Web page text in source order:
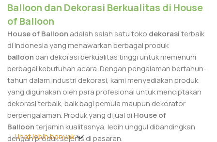
Balloon dan Dekorasi Berkualitas di House
of Balloon
House of Balloon adalah salah satu toko dekorasiterbaik
di Indonesia yang menawarkan berbagai produk
balloon dan dekorasi berkualitas tinggi untuk memenuhi
berbagai kebutuhan acara. Dengan pengalaman bertahun-
tahun dalam industri dekorasi, kami menyediakan produk
yang digunakan oleh para profesional untuk menciptakan
dekorasi terbaik, baik bagi pemula maupun dekorator
berpengalaman. Produk yang dijual di House of
Balloonterjamin kualitasnya, lebih unggul dibandingkan
dengan produk sejenis di pasaran.
Lihat lebih banyak